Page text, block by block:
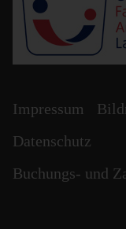
Impressum
Datenschutz
Buchungs- und